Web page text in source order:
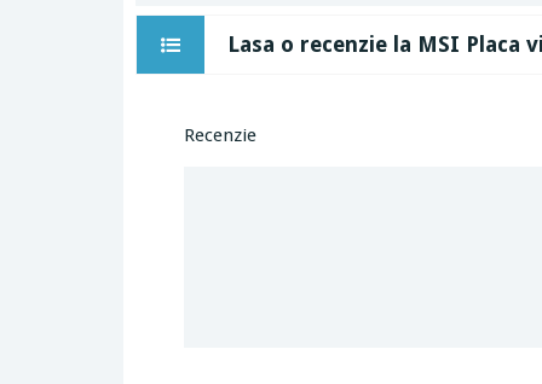
Lasa o recenzie la MSI Placa
Recenzie